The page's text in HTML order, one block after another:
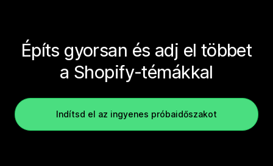
Építs gyorsan és adj el többet
a Shopify-témákkal
Indítsd el az ingyenes próbaidőszakot